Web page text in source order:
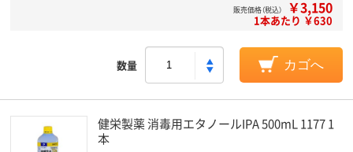
販売価格（税込） ￥3,150
1本あたり ￥630
数量 カゴへ
健栄製薬 消毒用エタノールIPA 500mL 1177 1
本